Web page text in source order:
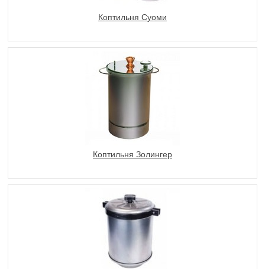
Коптильня Суоми
Коптильня Золингер